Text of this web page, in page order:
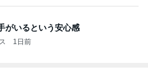
がいるという安心感
1日前